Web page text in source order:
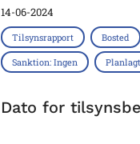
14-06-2024
Tilsynsrapport Bosted
Sanktion: Ingen
Dato for